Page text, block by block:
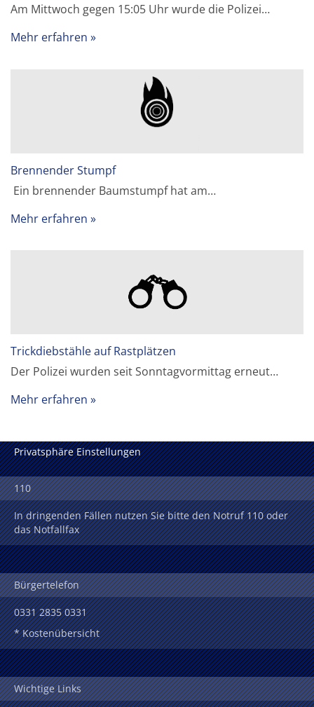
Am Mittwoch gegen 15:05 Uhr wurde die Polizei…
Mehr erfahren
Brennender Stumpf
Ein brennender Baumstumpf hat am…
Mehr erfahren
Trickdiebstähle auf Rastplätzen
Der Polizei wurden seit Sonntagvormittag erneut…
Mehr erfahren
Privatsphäre Einstellungen
110
In dringenden Fällen nutzen Sie bitte den Notruf 110 oder
das Notfallfax
Bürgertelefon
0331 2835 0331
* Kostenübersicht
Wichtige Links